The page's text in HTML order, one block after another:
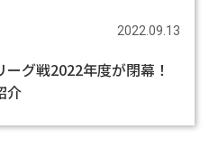
2022.09.13
グ戦2022年度が閉幕！
介